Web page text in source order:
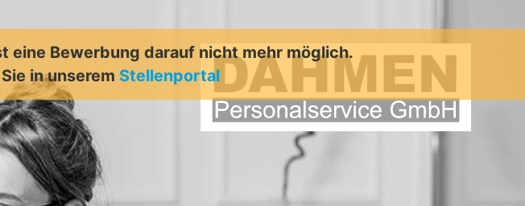
eine Bewerbung darauf nicht mehr möglich.
in unserem Stellenportal